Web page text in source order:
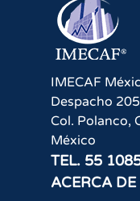
IMECAF
Despacho 205
Col. Polanco,
México
TEL. 55
ACERCA